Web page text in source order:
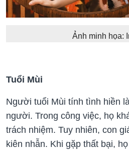
Ảnh minh họa:
Tuổi Mùi
Người tuổi Mùi tính tình hiền
người. Trong công việc, họ
trách nhiệm. Tuy nhiên, con
kiên nhẫn. Khi gặp thất bại,